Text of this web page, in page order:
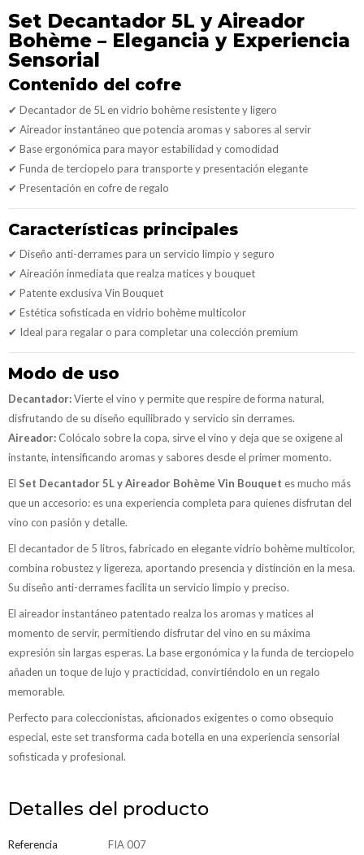
Set Decantador 5L y Aireador
Bohème – Elegancia y Experiencia
Sensorial
Contenido del cofre
✔ Decantador de 5L en vidrio bohème resistente y ligero
✔ Aireador instantáneo que potencia aromas y sabores al servir
✔ Base ergonómica para mayor estabilidad y comodidad
✔ Funda de terciopelo para transporte y presentación elegante
✔ Presentación en cofre de regalo
Características principales
✔ Diseño anti-derrames para un servicio limpio y seguro
✔ Aireación inmediata que realza matices y bouquet
✔ Patente exclusiva Vin Bouquet
✔ Estética sofisticada en vidrio bohème multicolor
✔ Ideal para regalar o para completar una colección premium
Modo de uso
Decantador:Vierte el vino y permite que respire de forma natural,
disfrutando de su diseño equilibrado y servicio sin derrames.
Aireador:Colócalo sobre la copa, sirve el vino y deja que se oxigene al
instante, intensificando aromas y sabores desde el primer momento.
El Set Decantador 5L y Aireador Bohème Vin Bouquet es mucho más
que un accesorio: es una experiencia completa para quienes disfrutan del
vino con pasión y detalle.
El decantador de 5 litros, fabricado en elegante vidrio bohème multicolor,
combina robustez y ligereza, aportando presencia y distinción en la mesa.
Su diseño anti-derrames facilita un servicio limpio y preciso.
El aireador instantáneo patentado realza los aromas y matices al
momento de servir, permitiendo disfrutar del vino en su máxima
expresión sin largas esperas. La base ergonómica y la funda de terciopelo
añaden un toque de lujo y practicidad, convirtiéndolo en un regalo
memorable.
Perfecto para coleccionistas, aficionados exigentes o como obsequio
especial, este set transforma cada botella en una experiencia sensorial
sofisticada y profesional.
Detalles del producto
Referencia FIA 007